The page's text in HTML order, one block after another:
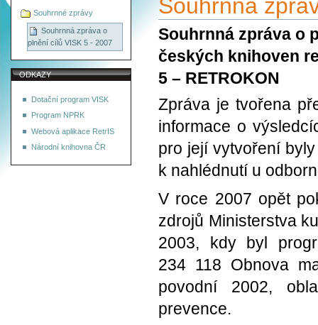
Souhrnné zprávy
Souhrnná zpráva o
plnění cílů VISK 5 - 2007
ODKAZY
Dotační program VISK
Program NPRK
Webová aplikace RetrIS
Národní knihovna ČR
Souhrnná
Souhrnná zpráva o
českých knihoven
5 – RETROKON
Zpráva je tvořena
informace o
pro její vytvoření
k nahlédnutí u
V roce 2007 opět
zdrojů Ministerstva
2003, kdy byl
234 118 Obnova
povodní 2002,
prevence.